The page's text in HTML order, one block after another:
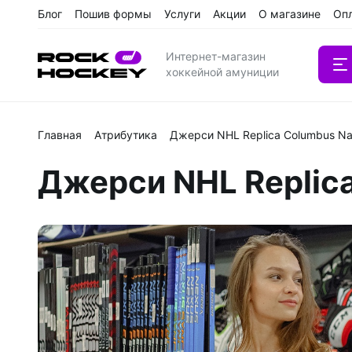
Блог Пошив формы Услуги Акции О магазине
Интернет-магазин
хоккейной амуниции
Клюшки
Главная Атрибутика Джерси NHL Replica Columbus
Джерси NHL